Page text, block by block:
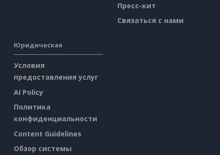
Пресс-кит
Связаться с нами
Юридическая
Условия
предоставления услуг
AI Policy
Политика
конфиденциальности
Content Guidelines
Обзор системы